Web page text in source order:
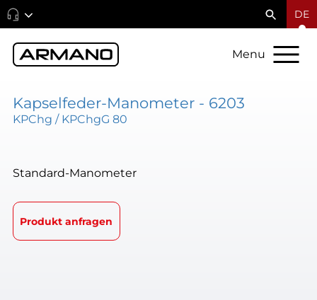
DE
Menu
Kapselfeder-Manometer - 6203
KPChg / KPChgG 80
Standard-Manometer
Produkt anfragen